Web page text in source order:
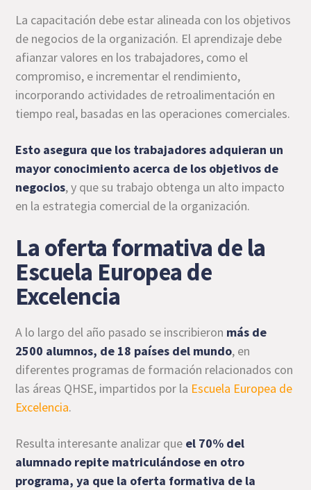
La capacitación debe estar alineada con los objetivos
de negocios de la organización. El aprendizaje debe
afianzar valores en los trabajadores, como el
compromiso, e incrementar el rendimiento,
incorporando actividades de retroalimentación en
tiempo real, basadas en las operaciones comerciales.
Esto asegura que los trabajadores adquieran un
mayor conocimiento acerca de los objetivos de
negocios, y que su trabajo obtenga un alto impacto
en la estrategia comercial de la organización.
La oferta formativa de la
Escuela Europea de
Excelencia
A lo largo del año pasado se inscribieron más de
2500 alumnos, de 18 países del mundo, en
diferentes programas de formación relacionados con
las áreas QHSE, impartidos por la Escuela Europea de
Excelencia.
Resulta interesante analizar que el 70% del
alumnado repite matriculándose en otro
programa, ya que la oferta formativa de la